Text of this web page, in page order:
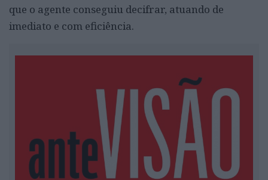
que o agente conseguiu decifrar, atuando de
imediato e com eficiência.